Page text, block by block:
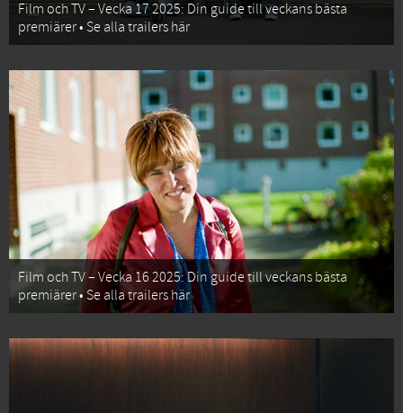
Film och TV – Vecka 17 2025: Din guide till veckans bästa
premiärer • Se alla trailers här
Film och TV – Vecka 16 2025: Din guide till veckans bästa
premiärer • Se alla trailers här